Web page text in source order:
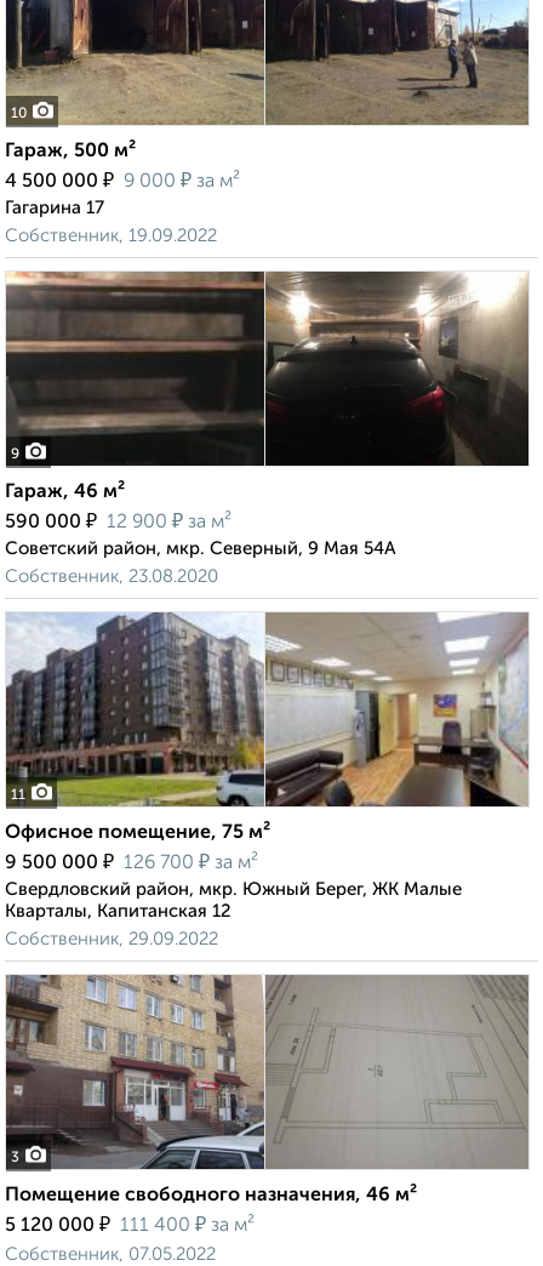
10
Гараж, 500 м²
4 500 000 ₽ 9 000 ₽ за м²
Гагарина 17
Собственник, 19.09.2022
9
Гараж, 46 м²
590 000 ₽ 12 900 ₽ за м²
Советский район, мкр. Северный, 9 Мая 54А
Собственник, 23.08.2020
11
Офисное помещение, 75 м²
9 500 000 ₽ 126 700 ₽ за м²
Свердловский район, мкр. Южный Берег, ЖК Малые
Кварталы, Капитанская 12
Собственник, 29.09.2022
3
Помещение свободного назначения, 46 м²
5 120 000 ₽ 111 400 ₽ за м²
Собственник, 07.05.2022